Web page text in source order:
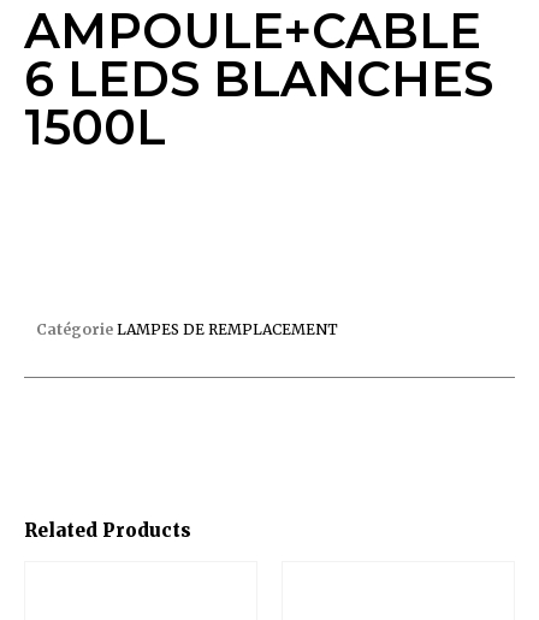
AMPOULE+CABLE
6 LEDS BLANCHES
1500L
Related Products
Catégorie LAMPES DE REMPLACEMENT